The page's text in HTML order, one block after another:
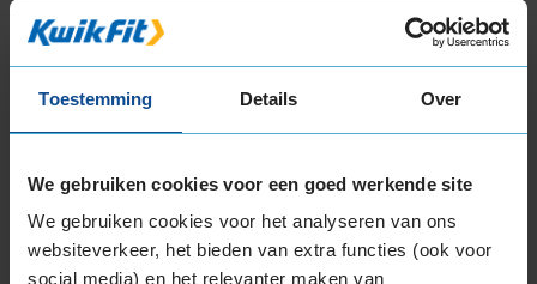
Toestemming Details Over
We gebruiken cookies voor een goed werkende site
We gebruiken cookies voor het analyseren van ons
websiteverkeer, het bieden van extra functies (ook voor
social media) en het relevanter maken van
Bandenmontagepakketten
Kies je
bandenmaat omvang (inch)